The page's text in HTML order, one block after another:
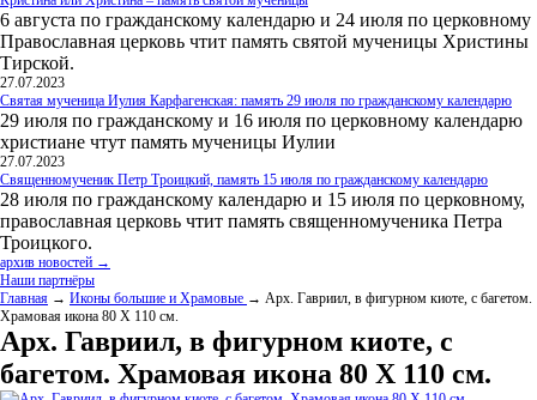
6 августа по гражданскому календарю и 24 июля по церковному
Православная церковь чтит память святой мученицы Христины
Тирской.
27.07.2023
Святая мученица Иулия Карфагенская: память 29 июля по гражданскому календарю
29 июля по гражданскому и 16 июля по церковному календарю
христиане чтут память мученицы Иулии
27.07.2023
Священномученик Петр Троицкий, память 15 июля по гражданскому календарю
28 июля по гражданскому календарю и 15 июля по церковному,
православная церковь чтит память священномученика Петра
Троицкого.
архив новостей →
Наши партнёры
Главная → Иконы большие и Храмовые → Арх. Гавриил, в фигурном киоте, с багетом.
Храмовая икона 80 Х 110 см.
Арх. Гавриил, в фигурном киоте, с
багетом. Храмовая икона 80 Х 110 см.